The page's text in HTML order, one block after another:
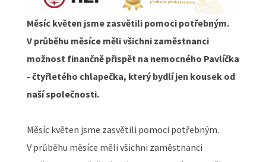
Měsíc květen jsme zasvětili pomoci potřebným.
V průběhu měsíce měli všichni zaměstnanci
možnost finančně přispět na nemocného Pavlíčka
- čtyřletého chlapečka, který bydlí jen kousek od
naší společnosti.
Měsíc květen jsme zasvětili pomoci potřebným.
V průběhu měsíce měli všichni zaměstnanci